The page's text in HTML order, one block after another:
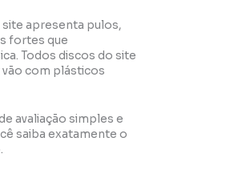
apresenta pulos,
fortes que
Todos discos do site
com plásticos
avaliação simples e
saiba exatamente o